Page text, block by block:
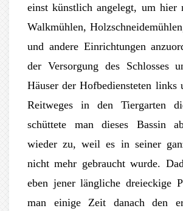
einst künstlich angelegt, um hier
Walkmühlen,
und andere Einrichtungen
der Versorgung des Schlosses
Häuser der Hofbediensteten links
Reitweges in den Tiergarten
schüttete man dieses Bassin
wieder zu, weil es in seiner
nicht mehr gebraucht wurde.
eben jener längliche dreieckige
man einige Zeit danach den